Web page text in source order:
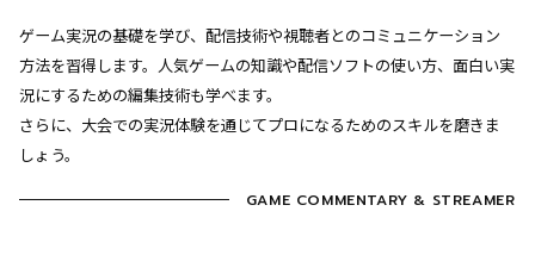
ゲーム実況の基礎を学び、配信技術や視聴者とのコミュニケーション
方法を習得します。人気ゲームの知識や配信ソフトの使い方、面白い実
況にするための編集技術も学べます。
さらに、大会での実況体験を通じてプロになるためのスキルを磨きま
しょう。